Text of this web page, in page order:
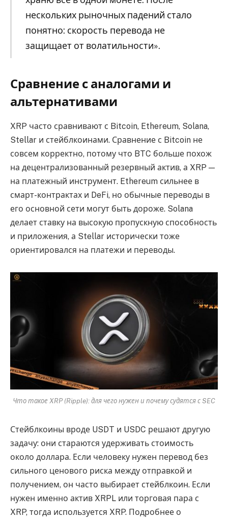
нескольких рыночных падений стало
понятно: скорость перевода не
защищает от волатильности».
Сравнение с аналогами и
альтернативами
XRP часто сравнивают с Bitcoin, Ethereum, Solana,
Stellar и стейблкоинами. Сравнение с Bitcoin не
совсем корректно, потому что BTC больше похож
на децентрализованный резервный актив, а XRP —
на платежный инструмент. Ethereum сильнее в
смарт-контрактах и DeFi, но обычные переводы в
его основной сети могут быть дороже. Solana
делает ставку на высокую пропускную способность
и приложения, а Stellar исторически тоже
ориентировался на платежи и переводы.
Что такое XRP (Ripple): для чего нужен и почему судятся с SEC
Стейблкоины вроде USDT и USDC решают другую
задачу: они стараются удерживать стоимость
около доллара. Если человеку нужен перевод без
сильного ценового риска между отправкой и
получением, он часто выбирает стейблкоин. Если
нужен именно актив XRPL или торговая пара с
XRP, тогда используется XRP. Подробнее о